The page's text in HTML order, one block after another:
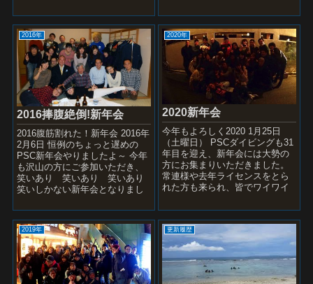
数のご参加ありがとう...
2016年
2016捧腹絶倒!新年会
2016腹筋割れた！新年会 2016年
2月6日 恒例のちょっと遅めの
PSC新年会やりましたよ～ 今年
も沢山の方にご参加いただき、
笑いあり 笑いあり 笑いあり
笑いしかない新年会となりまし
前...
2020年
2020新年会
今年もよろしく2020 1月25日
（土曜日） PSCダイビングも31
年目を迎え、新年会には大勢の
方にお集まりいただきました。
常連様や去年ライセンスをとら
れた方も来られ、皆でワイワイ
昔の写真などプ...
2019年 更新履歴